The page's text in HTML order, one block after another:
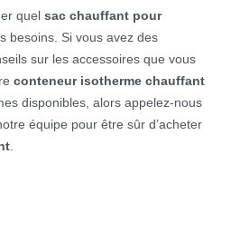
quel sac chauffant pour
besoins. Si vous avez des
sur les accessoires que vous
conteneur isotherme chauffant
disponibles, alors appelez-nous
équipe pour être sûr d’acheter
.